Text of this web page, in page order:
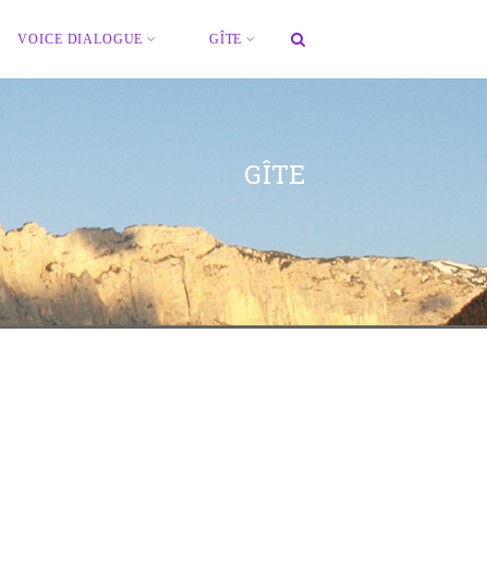
VOICE DIALOGUE GÎTE
GÎTE